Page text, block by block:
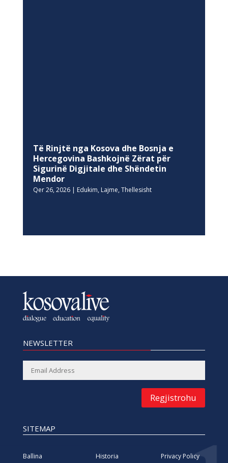
Të Rinjtë nga Kosova dhe Bosnja e
Hercegovina Bashkojnë Zërat për
Sigurinë Digjitale dhe Shëndetin
Mendor
Qer 26, 2026| Edukim, Lajme, Thellesisht
NEWSLETTER
Regjistrohu
SITEMAP
Ballina
Historia
Privacy Policy